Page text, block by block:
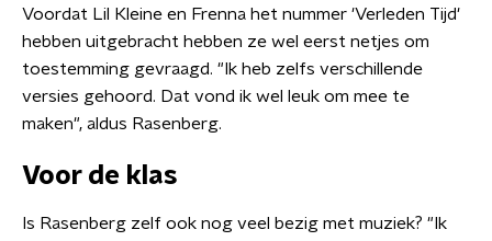
Voordat Lil Kleine en Frenna het nummer 'Verleden Tijd'
hebben uitgebracht hebben ze wel eerst netjes om
toestemming gevraagd. "Ik heb zelfs verschillende
versies gehoord. Dat vond ik wel leuk om mee te
maken", aldus Rasenberg.
Voor de klas
​Is Rasenberg zelf ook nog veel bezig met muziek? "Ik